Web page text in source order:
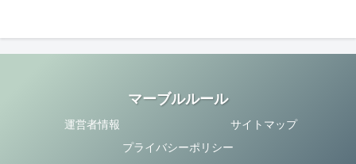
マーブルルール
運営者情報
サイトマップ
プライバシーポリシー